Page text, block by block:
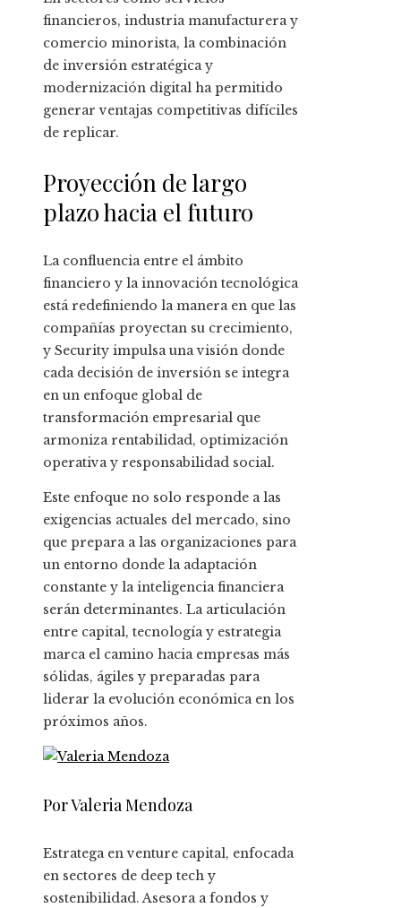
financieros, industria manufacturera y
comercio minorista, la combinación
de inversión estratégica y
modernización digital ha permitido
generar ventajas competitivas difíciles
de replicar.
Proyección de largo
plazo hacia el futuro
La confluencia entre el ámbito
financiero y la innovación tecnológica
está redefiniendo la manera en que las
compañías proyectan su crecimiento,
y Security impulsa una visión donde
cada decisión de inversión se integra
en un enfoque global de
transformación empresarial que
armoniza rentabilidad, optimización
operativa y responsabilidad social.
Este enfoque no solo responde a las
exigencias actuales del mercado, sino
que prepara a las organizaciones para
un entorno donde la adaptación
constante y la inteligencia financiera
serán determinantes. La articulación
entre capital, tecnología y estrategia
marca el camino hacia empresas más
sólidas, ágiles y preparadas para
liderar la evolución económica en los
próximos años.
Por Valeria Mendoza
Estratega en venture capital, enfocada
en sectores de deep tech y
sostenibilidad. Asesora a fondos y